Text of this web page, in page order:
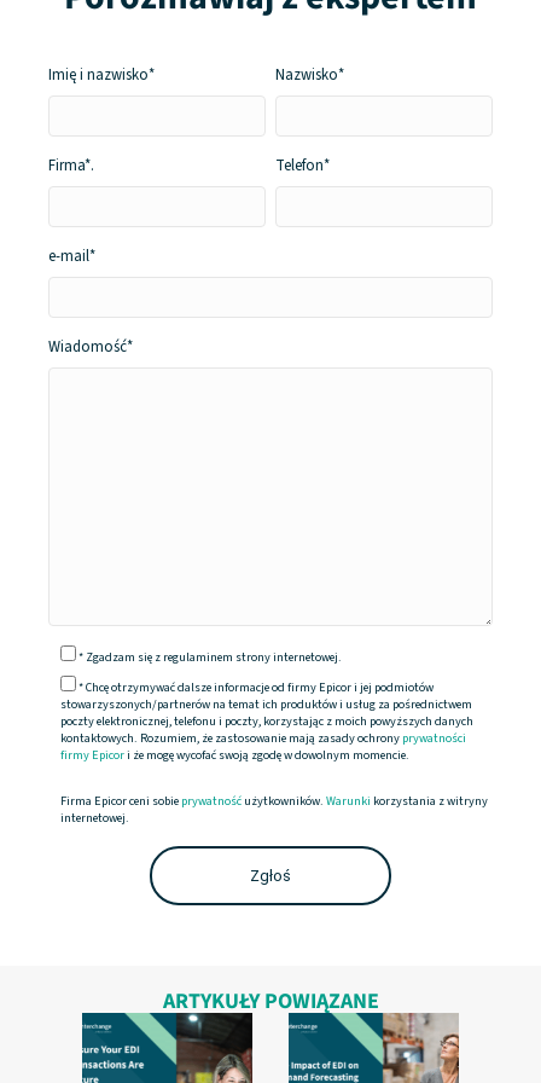
Imię i nazwisko* Nazwisko*
Firma*. Telefon*
e-mail*
Wiadomość*
* Zgadzam się z regulaminem strony internetowej.
* Chcę otrzymywać dalsze informacje od firmy Epicor i jej podmiotów
stowarzyszonych/partnerów na temat ich produktów i usług za pośrednictwem
poczty elektronicznej, telefonu i poczty, korzystając z moich powyższych danych
kontaktowych. Rozumiem, że zastosowanie mają zasady ochrony prywatności
firmy Epicori że mogę wycofać swoją zgodę w dowolnym momencie.
Firma Epicor ceni sobie prywatność użytkowników.Warunki korzystania z witryny
internetowej.
ARTYKUŁY POWIĄZANE